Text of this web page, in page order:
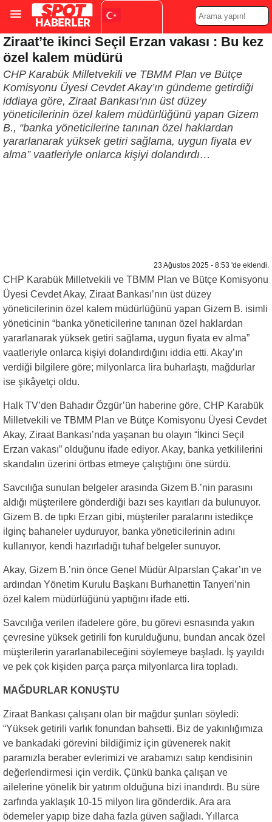
Turkish ▼
Ziraat’te ikinci Seçil Erzan vakası : Bu kez
özel kalem müdürü
CHP Karabük Milletvekili ve TBMM Plan ve Bütçe
Komisyonu Üyesi Cevdet Akay’ın gündeme getirdiği
iddiaya göre, Ziraat Bankası’nın üst düzey
yöneticilerinin özel kalem müdürlüğünü yapan Gizem
B., “banka yöneticilerine tanınan özel haklardan
yararlanarak yüksek getiri sağlama, uygun fiyata ev
alma” vaatleriyle onlarca kişiyi dolandırdı…
23 Ağustos 2025 - 8:53 'de eklendi.
CHP Karabük Milletvekili ve TBMM Plan ve Bütçe Komisyonu
Üyesi Cevdet Akay, Ziraat Bankası’nın üst düzey
yöneticilerinin özel kalem müdürlüğünü yapan Gizem B. isimli
yöneticinin “banka yöneticilerine tanınan özel haklardan
yararlanarak yüksek getiri sağlama, uygun fiyata ev alma”
vaatleriyle onlarca kişiyi dolandırdığını iddia etti. Akay’ın
verdiği bilgilere göre; milyonlarca lira buharlaştı, mağdurlar
ise şikâyetçi oldu.
Halk TV’den Bahadır Özgür’ün haberine göre, CHP Karabük
Milletvekili ve TBMM Plan ve Bütçe Komisyonu Üyesi Cevdet
Akay, Ziraat Bankası’nda yaşanan bu olayın “İkinci Seçil
Erzan vakası” olduğunu ifade ediyor. Akay, banka yetkililerini
skandalın üzerini örtbas etmeye çalıştığını öne sürdü.
Savcılığa sunulan belgeler arasında Gizem B.’nin parasını
aldığı müşterilere gönderdiği bazı ses kayıtları da bulunuyor.
Gizem B. de tıpkı Erzan gibi, müşteriler paralarını istedikçe
ilginç bahaneler uyduruyor, banka yöneticilerinin adını
kullanıyor, kendi hazırladığı tuhaf belgeler sunuyor.
Akay, Gizem B.’nin önce Genel Müdür Alparslan Çakar’ın ve
ardından Yönetim Kurulu Başkanı Burhanettin Tanyeri’nin
özel kalem müdürlüğünü yaptığını ifade etti.
Savcılığa verilen ifadelere göre, bu görevi esnasında yakın
çevresine yüksek getirili fon kurulduğunu, bundan ancak özel
müşterilerin yararlanabileceğini söylemeye başladı. İş yayıldı
ve pek çok kişiden parça parça milyonlarca lira topladı.
MAĞDURLAR KONUŞTU
Ziraat Bankası çalışanı olan bir mağdur şunları söyledi:
“Yüksek getirili varlık fonundan bahsetti. Biz de yakınlığımıza
ve bankadaki görevini bildiğimiz için güvenerek nakit
paramızla beraber evlerimizi ve arabamızı satıp kendisinin
değerlendirmesi için verdik. Çünkü banka çalışan ve
ailelerine yönelik bir yatırım olduğuna bizi inandırdı. Bu süre
zarfında yaklaşık 10-15 milyon lira gönderdik. Ara ara
ödemeler yapıp bize daha fazla güven sağladı. Yıllarca